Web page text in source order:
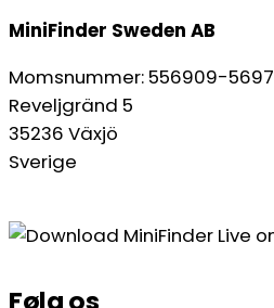
MiniFinder Sweden AB
Momsnummer: 556909-5697
Reveljgränd 5
35236 Växjö
Sverige